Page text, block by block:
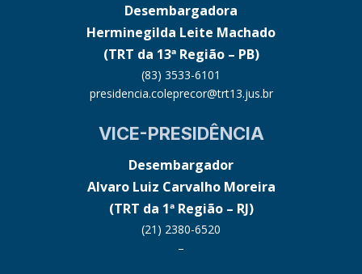
Desembargadora
Herminegilda Leite Machado
(TRT da 13ª Região – PB)
(83) 3533-6101
presidencia.coleprecor@trt13.jus.br
VICE-PRESIDÊNCIA
Desembargador
Alvaro Luiz Carvalho Moreira
(TRT da 1ª Região – RJ)
(21) 2380-6520
–